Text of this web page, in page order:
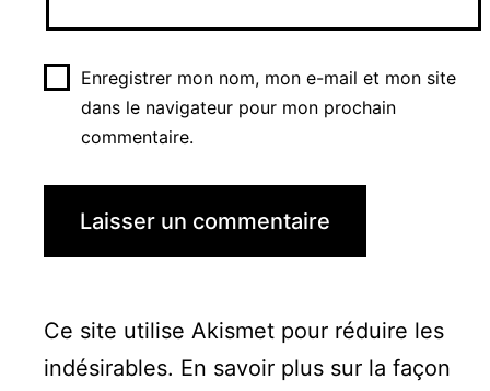
Enregistrer mon nom, mon e-mail et mon site
dans le navigateur pour mon prochain
commentaire.
Ce site utilise Akismet pour réduire les
indésirables. En savoir plus sur la façon